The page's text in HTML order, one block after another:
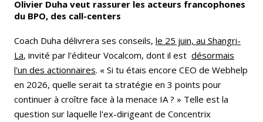
Olivier Duha veut rassurer les acteurs francophones
du BPO, des call-centers
Coach Duha délivrera ses conseils, le 25 juin, au Shangri-
La, invité par l'éditeur Vocalcom, dont il est désormais
l'un des actionnaires. « Si tu étais encore CEO de Webhelp
en 2026, quelle serait ta stratégie en 3 points pour
continuer à croître face à la menace IA ? » Telle est la
question sur laquelle l'ex-dirigeant de Concentrix